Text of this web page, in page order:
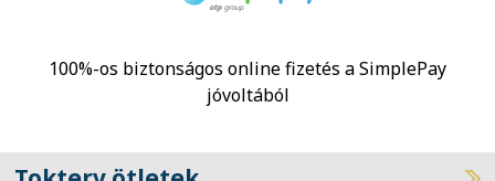
100%-os biztonságos online fizetés a SimplePay